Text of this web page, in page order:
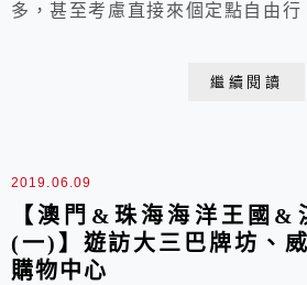
多，甚至考慮直接來個定點自由
必看。 【澳門&珠海海洋王國&
繼續閱讀
2019.06.09
【澳門&珠海海洋王國&
(一)】遊訪大三巴牌坊、
購物中心